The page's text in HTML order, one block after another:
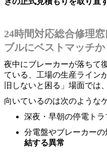
24時間対応総合修理
ブルにベストマッチか
夜中にブレーカーが落ちて
ている、工場の生産ライン
旧しないと困る」場面では
向いているのは次のような
深夜・早朝の停電トラ
分電盤やブレーカー
結する異常